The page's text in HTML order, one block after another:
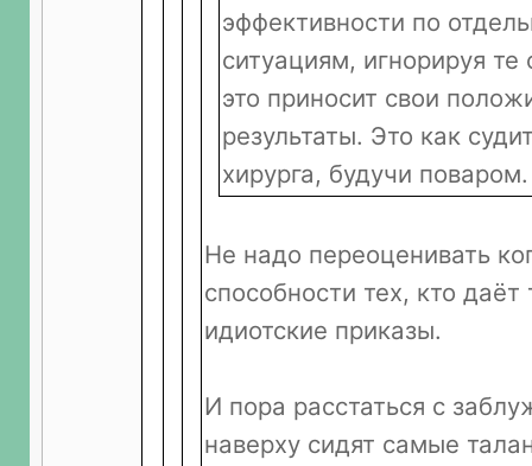
эффективности по
ситуациям, игнорируя те
это приносит свои
результаты. Это как
хирурга, будучи поваром.
Не надо переоценивать
способности тех, кто даёт
идиотские приказы.
И пора расстаться с
наверху сидят самые